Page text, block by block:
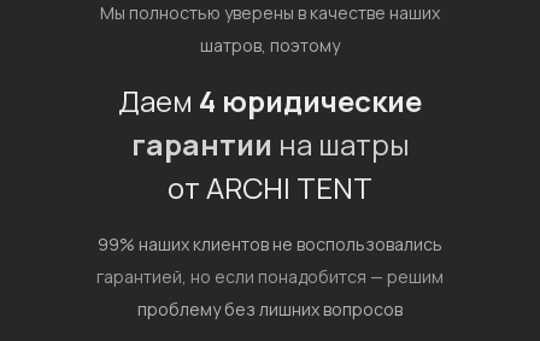
Мы полностью уверены в качестве наших
шатров, поэтому
Даем 4 юридические
гарантии на шатры
от ARCHI TENT
99% наших клиентов не воспользовались
гарантией, но если понадобится — решим
проблему без лишних вопросов